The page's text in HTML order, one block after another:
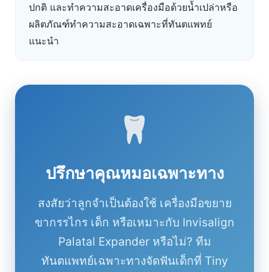
ปกติ และทำความสะอาดเครื่องมือด้วยน้ำเปล่าหรือ
ผลิตภัณฑ์ทำความสะอาดเฉพาะที่ทันตแพทย์
แนะนำ
ปรึกษาคุณหมอเฉพาะทาง
สงสัยว่าลูกจำเป็นต้องใช้ เครื่องมือขยาย
ขากรรไกร เด็ก หรือเหมาะกับ Invisalign
Palatal Expander หรือไม่? ทีม
ทันตแพทย์เฉพาะทางจัดฟันเด็กที่ Tiny